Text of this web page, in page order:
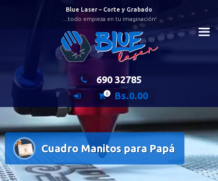
Blue Laser – Corte y Grabado
…todo empieza en tu imaginación!
690 32785
0 Bs.0.00
Cuadro Manitos para Papá